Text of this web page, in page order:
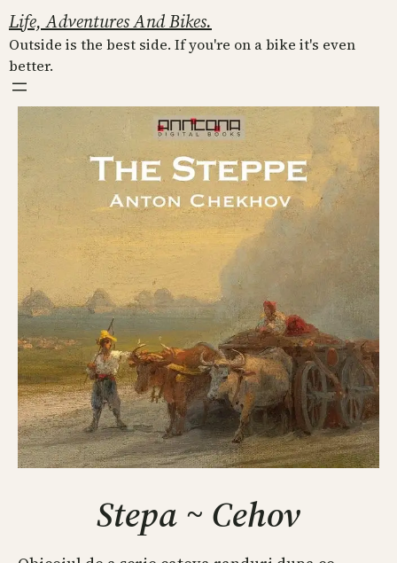
Skip
to
content
Life, Adventures And Bikes.
Outside is the best side. If you're on a bike it's even
better.
Stepa ~ Cehov